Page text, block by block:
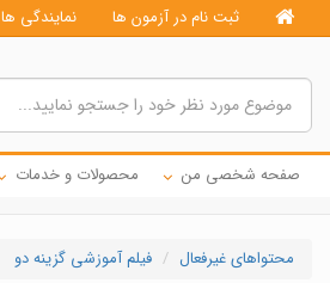
ثبت نام در آزمون ها نمایندگی ها
صفحه شخصی من محصولات و خدمات
محتواهای غیرفعال فیلم آموزشی گزینه دو